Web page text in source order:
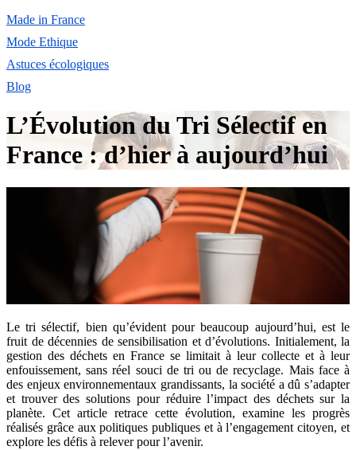
Made in France
Mode Ethique
Astuces écologiques
Blog
L’Évolution du Tri Sélectif en
France : d’hier à aujourd’hui
Le tri sélectif, bien qu’évident pour beaucoup aujourd’hui, est le
fruit de décennies de sensibilisation et d’évolutions. Initialement, la
gestion des déchets en France se limitait à leur collecte et à leur
enfouissement, sans réel souci de tri ou de recyclage. Mais face à
des enjeux environnementaux grandissants, la société a dû s’adapter
et trouver des solutions pour réduire l’impact des déchets sur la
planète. Cet article retrace cette évolution, examine les progrès
réalisés grâce aux politiques publiques et à l’engagement citoyen, et
explore les défis à relever pour l’avenir.